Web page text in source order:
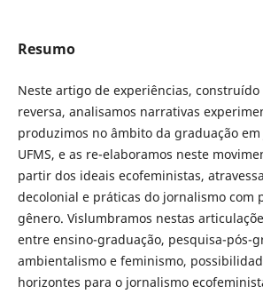
Resumo
Neste artigo de experiências,
reversa, analisamos narrativas
produzimos no âmbito da graduação em
UFMS, e as re-elaboramos neste
partir dos ideais ecofeministas,
decolonial e práticas do jornalismo com
gênero. Vislumbramos nestas
entre ensino-graduação, pesquisa-pós-
ambientalismo e feminismo,
horizontes para o jornalismo